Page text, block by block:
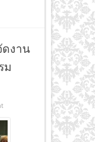
งาน
ม